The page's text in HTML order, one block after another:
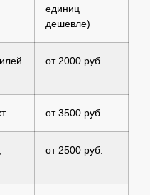
единиц
дешевле)
от 2000 руб.
от 3500 руб.
от 2500 руб.